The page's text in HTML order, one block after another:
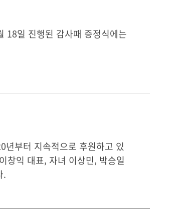
18일 진행된 감사패 증정식에는
부터 지속적으로 후원하고 있
창익 대표, 자녀 이상민, 박승일
.